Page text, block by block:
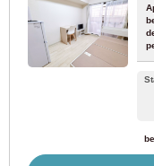
Hyogo
Jalur Utama JR